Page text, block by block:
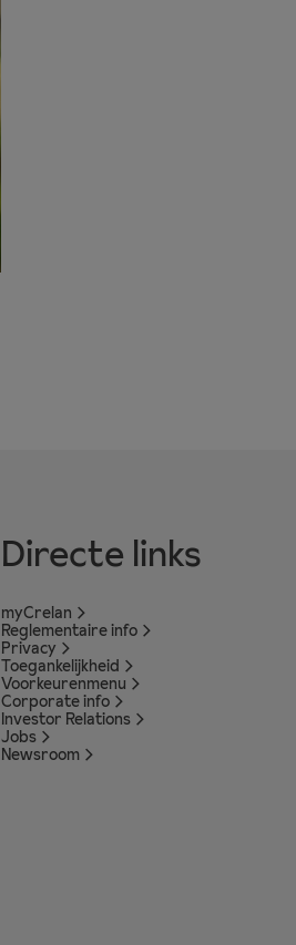
Directe links
myCrelan
Reglementaire info
Privacy
Toegankelijkheid
Voorkeurenmenu
Corporate info
Investor Relations
Jobs
Newsroom